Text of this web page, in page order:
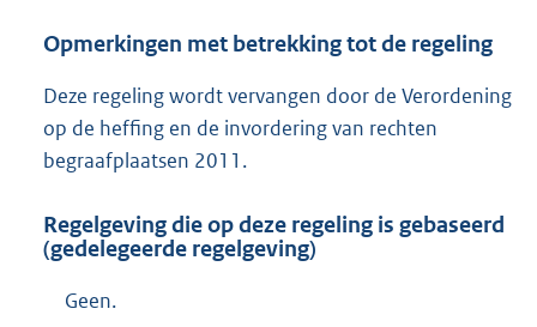
Opmerkingen met betrekking tot de regeling
Deze regeling wordt vervangen door de Verordening
op de heffing en de invordering van rechten
begraafplaatsen 2011.
Regelgeving die op deze regeling is gebaseerd
(gedelegeerde regelgeving)
Geen.